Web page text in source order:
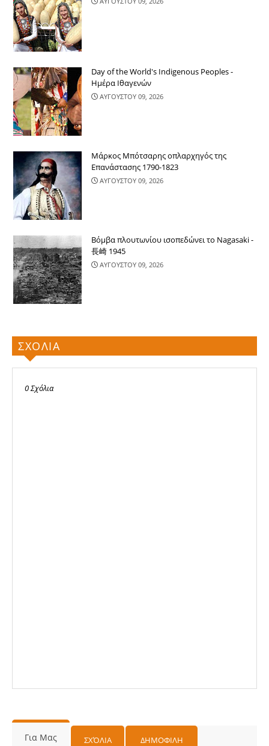
Day of the World's Indigenous Peoples -
Ημέρα Ιθαγενών
ΑΥΓΟΥΣΤΟΥ 09, 2026
Μάρκος Μπότσαρης οπλαρχηγός της
Επανάστασης 1790-1823
ΑΥΓΟΥΣΤΟΥ 09, 2026
Βόμβα πλουτωνίου ισοπεδώνει το Nagasaki -
長崎 1945
ΑΥΓΟΥΣΤΟΥ 09, 2026
ΣΧΟΛΙΑ
0 Σχόλια
Για Μας ΣΧΌΛΙΑ ΔΗΜΟΦΙΛΗ